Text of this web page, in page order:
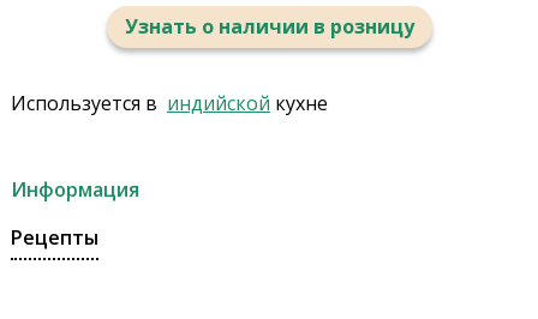
Узнать о наличии в розницу
Используется в индийской кухне
Информация
Рецепты